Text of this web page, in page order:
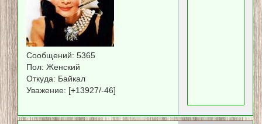
Сообщений: 5365
Пол: Женский
Откуда: Байкал
Уважение: [+13927/-46]